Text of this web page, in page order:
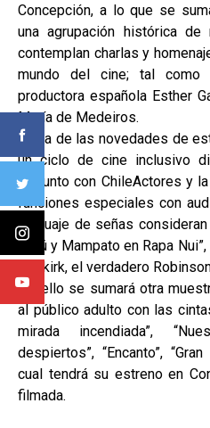
Concepción, a lo que se
una agrupación histórica
contemplan charlas y
mundo del cine; tal
productora española Esther
María de Medeiros.
Otra de las novedades de
un ciclo de cine inclusivo
conjunto con ChileActores y
funciones especiales con
lenguaje de señas
“Ogú y Mampato en Rapa
“Selkirk, el verdadero
A ello se sumará otra
al público adulto con las
mirada incendiada”,
despiertos”, “Encanto”,
cual tendrá su estreno en
filmada.